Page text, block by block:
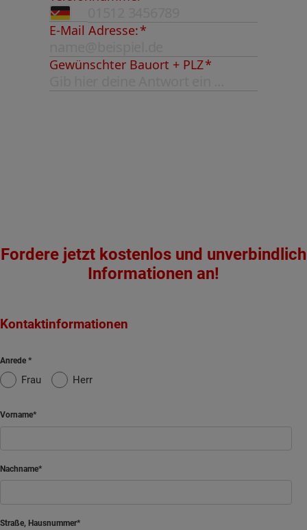
Fordere jetzt kostenlos und unverbindlich
Informationen an!
Kontaktinformationen
Anrede
Frau Herr
Vorname
Nachname
Straße, Hausnummer